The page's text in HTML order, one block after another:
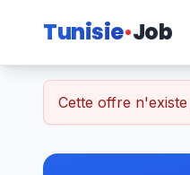
Tunisie Job
Cette offre